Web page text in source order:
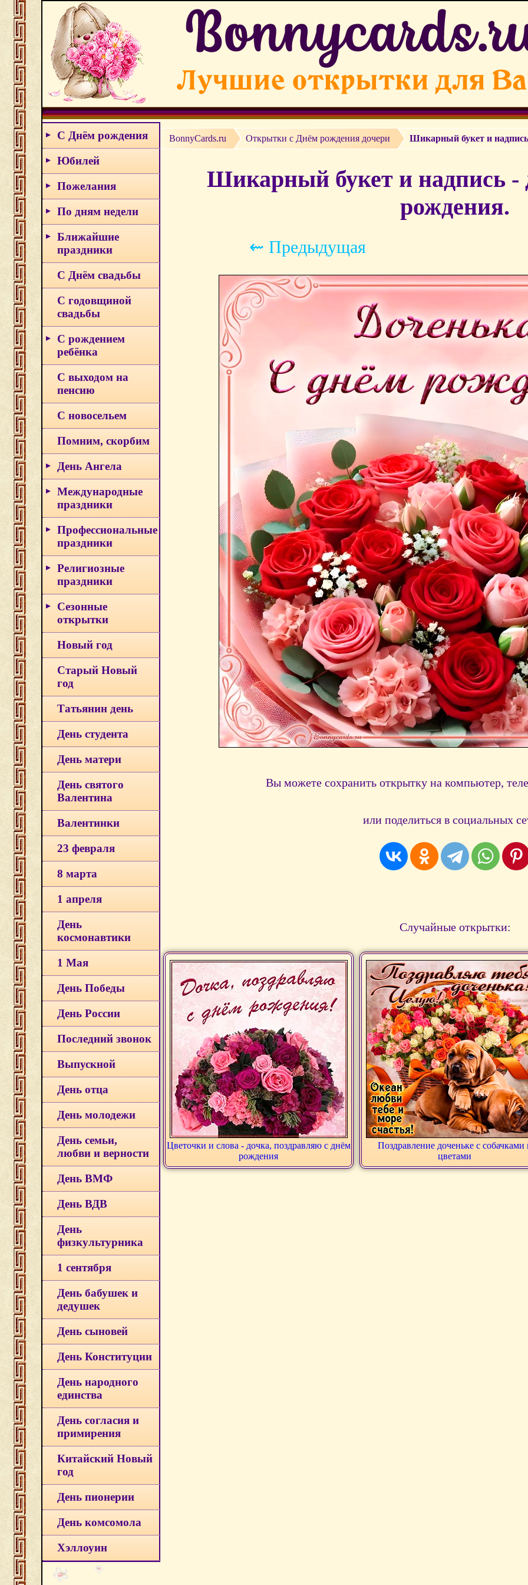
С Днём рождения
Юбилей
Пожелания
По дням недели
Ближайшие
праздники
С Днём свадьбы
С годовщиной
свадьбы
С рождением
ребёнка
С выходом на
пенсию
С новосельем
Помним, скорбим
День Ангела
Международные
праздники
Профессиональные
праздники
Религиозные
праздники
Сезонные
открытки
Новый год
Старый Новый
год
Татьянин день
День студента
День матери
День святого
Валентина
Валентинки
23 февраля
8 марта
1 апреля
День
космонавтики
1 Мая
День Победы
День России
Последний звонок
Выпускной
День отца
День молодежи
День семьи,
любви и верности
День ВМФ
День ВДВ
День
физкультурника
1 сентября
День бабушек и
дедушек
День сыновей
День Конституции
День народного
единства
День согласия и
примирения
Китайский Новый
год
День пионерии
День комсомола
Хэллоуин
BonnyCards.ru Открытки c Днём рождения дочери Шикарный букет и
Шикарный букет и надпись -
рождения.
⇜ Предыдущая
Вы можете сохранить открытку на компьютер,
или поделиться в социальных
Случайные открытки:
Цветочки и слова - дочка, поздравляю с днём
рождения
Поздравление доченьке с собачками
цветами